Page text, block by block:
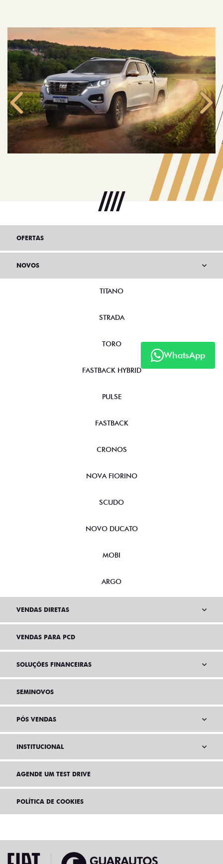
Anterior
WhatsApp
OFERTAS
NOVOS
TITANO
STRADA
TORO
FASTBACK HYBRID
PULSE
FASTBACK
CRONOS
NOVA FIORINO
SCUDO
NOVO DUCATO
MOBI
ARGO
VENDAS DIRETAS
VENDAS PARA PCD
SOLUÇÕES FINANCEIRAS
SEMINOVOS
PÓS VENDAS
INSTITUCIONAL
AGENDE UM TEST DRIVE
POLÍTICA DE COOKIES